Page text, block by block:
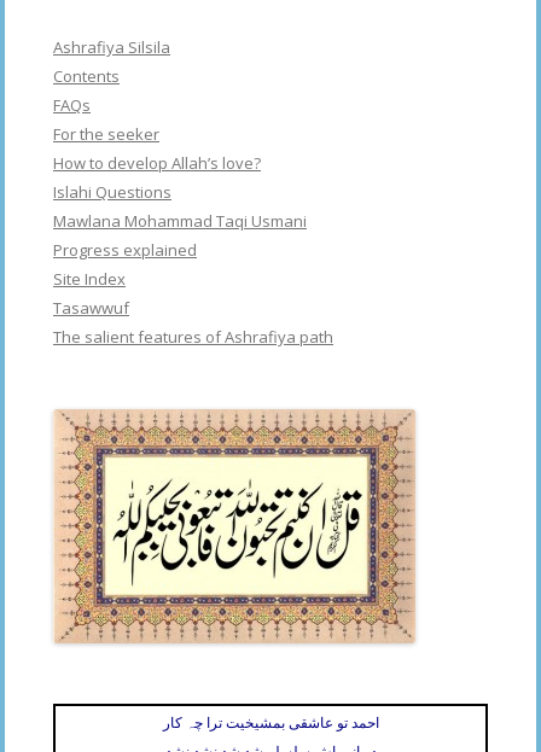
Ashrafiya Silsila
Contents
FAQs
For the seeker
How to develop Allah’s love?
Islahi Questions
Mawlana Mohammad Taqi Usmani
Progress explained
Site Index
Tasawwuf
The salient features of Ashrafiya path
احمد تو عاشقی بمشیخیت ترا چہ کار